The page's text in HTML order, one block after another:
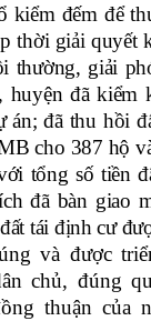
kiểm đếm để
thời giải quyết
thường, giải
huyện đã kiểm
án; đã thu hồi
cho 387 hộ
tổng số tiền
đã bàn giao
tái định cư
và được
chủ, đúng
thuận của